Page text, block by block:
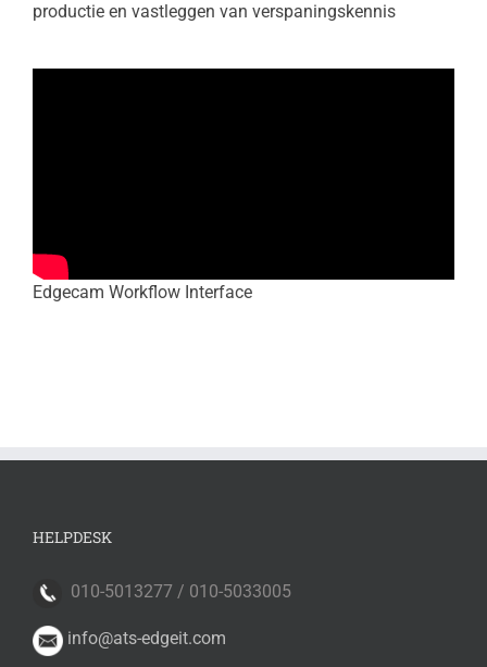
productie en vastleggen van verspaningskennis
Edgecam Workflow Interface
HELPDESK
010-5013277 / 010-5033005
info@ats-edgeit.com